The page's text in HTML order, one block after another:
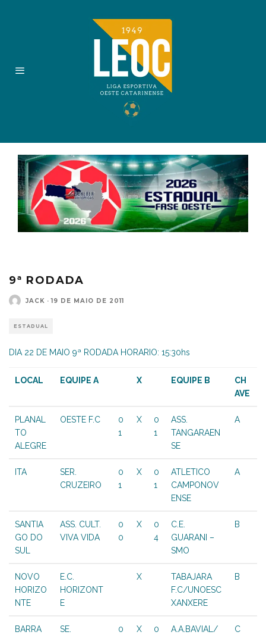
9ª RODADA
JACK · 19 DE MAIO DE 2011
ESTADUAL
DIA 22 DE MAIO 9ª RODADA HORARIO: 15:30hs
LOCAL EQUIPE A X EQUIPE B
CH
AVE
PLANAL
TO
ALEGRE
OESTE F.C
0
1
X
0
1
ASS.
TANGARAEN
SE
A
ITA
SER.
CRUZEIRO
0
1
X
0
1
ATLETICO
CAMPONOV
ENSE
A
SANTIA
GO DO
SUL
ASS. CULT.
VIVA VIDA
0
0
X
0
4
C.E.
GUARANI –
SMO
B
NOVO
HORIZO
NTE
E.C.
HORIZONT
E
X
TABAJARA
F.C/UNOESC
XANXERE
B
BARRA
SE.
0
X
0
A.A.BAVIAL/
C